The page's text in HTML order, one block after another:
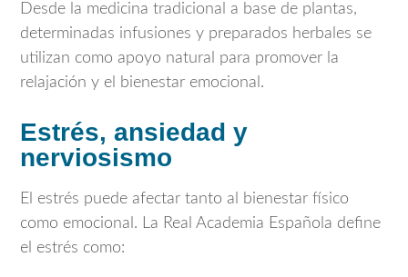
Desde la medicina tradicional a base de plantas,
determinadas infusiones y preparados herbales se
utilizan como apoyo natural para promover la
relajación y el bienestar emocional.
Estrés, ansiedad y
nerviosismo
El estrés puede afectar tanto al bienestar físico
como emocional. La Real Academia Española define
el estrés como: